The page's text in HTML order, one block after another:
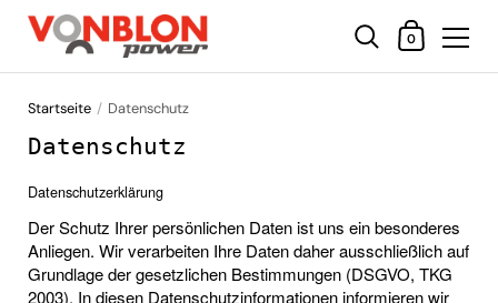
Warenkorb
0
Startseite / Datenschutz
Datenschutz
Datenschutzerklärung
Der Schutz Ihrer persönlichen Daten ist uns ein besonderes
Anliegen. Wir verarbeiten Ihre Daten daher ausschließlich auf
Grundlage der gesetzlichen Bestimmungen (DSGVO, TKG
2003). In diesen Datenschutzinformationen informieren wir